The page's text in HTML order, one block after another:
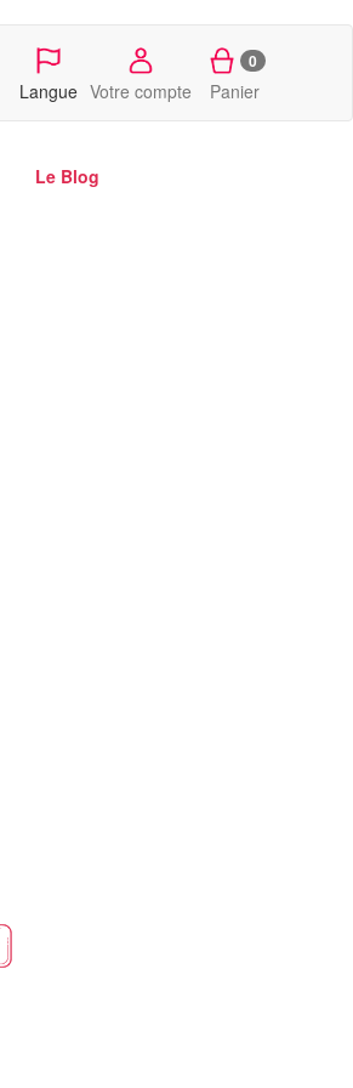
Langue Votre compte
0
Panier
Le Blog